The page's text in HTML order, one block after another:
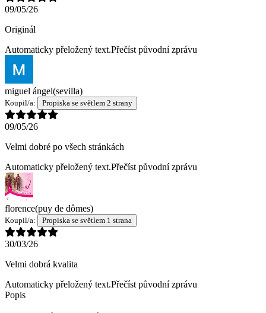
09/05/26
Originál
Automaticky přeložený text.Přečíst původní zprávu
miguel ángel(sevilla)
Koupil/a: Propiska se světlem 2 strany
09/05/26
Velmi dobré po všech stránkách
Automaticky přeložený text.Přečíst původní zprávu
florence(puy de dômes)
Koupil/a: Propiska se světlem 1 strana
30/03/26
Velmi dobrá kvalita
Automaticky přeložený text.Přečíst původní zprávu
Popis